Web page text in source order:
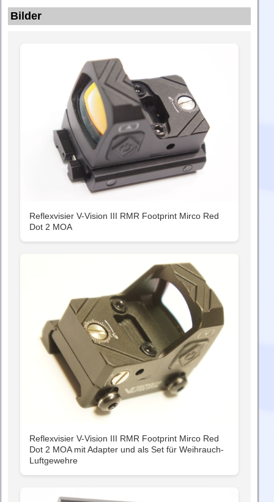
Bilder
Reflexvisier V-Vision III RMR Footprint Mirco Red
Dot 2 MOA
Reflexvisier V-Vision III RMR Footprint Mirco Red
Dot 2 MOA mit Adapter und als Set für Weihrauch-
Luftgewehre